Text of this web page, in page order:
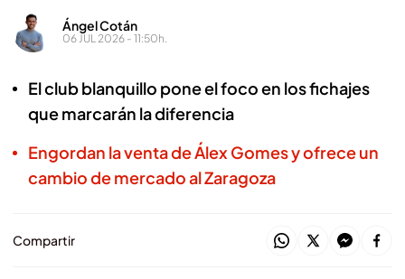
Ángel Cotán
06 JUL 2026 - 11:50h.
El club blanquillo pone el foco en los fichajes
que marcarán la diferencia
Engordan la venta de Álex Gomes y ofrece un
cambio de mercado al Zaragoza
Compartir